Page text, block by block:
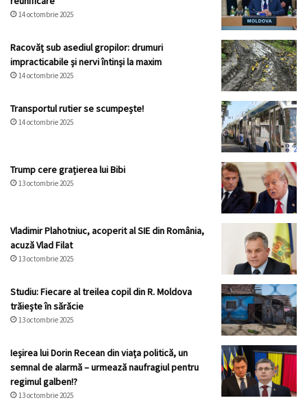
14 octombrie 2025
Racovăț sub asediul gropilor: drumuri
impracticabile și nervi întinși la maxim
14 octombrie 2025
Transportul rutier se scumpește!
14 octombrie 2025
Trump cere grațierea lui Bibi
13 octombrie 2025
Vladimir Plahotniuc, acoperit al SIE din România,
acuză Vlad Filat
13 octombrie 2025
Studiu: Fiecare al treilea copil din R. Moldova
trăiește în sărăcie
13 octombrie 2025
Ieșirea lui Dorin Recean din viața politică, un
semnal de alarmă – urmează naufragiul pentru
regimul galben!?
13 octombrie 2025